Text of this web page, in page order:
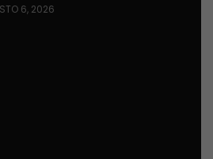
6, 2026